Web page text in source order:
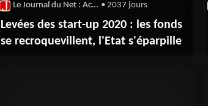
Le Journal du Net : Actualité du capital risque • 2037 jours
Levées des start-up 2020 : les fonds
se recroquevillent, l'Etat s'éparpille